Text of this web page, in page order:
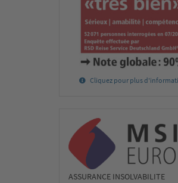
Cliquez pour plus
ASSURANCE INSOLVABILITE